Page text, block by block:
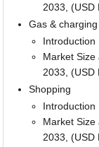
2033, (USD
Gas &
Introduction
Market Size
2033, (USD
Shopping
Introduction
Market Size
2033, (USD